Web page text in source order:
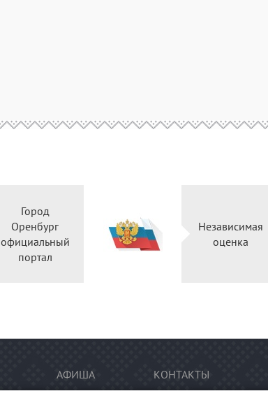
Город
Оренбург
официальный
портал
Независимая
оценка
АФИША КОНТАКТЫ